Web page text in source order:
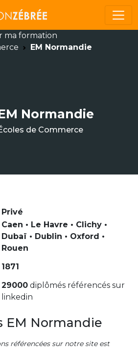
ma formation
EM Normandie
Normandie
de Commerce
Privé
Caen • Le Havre • Clichy •
Dubaï • Dublin • Oxford •
Rouen
1871
29000 diplômés référencés sur
linkedin
EM Normandie
référencées sur notre site est